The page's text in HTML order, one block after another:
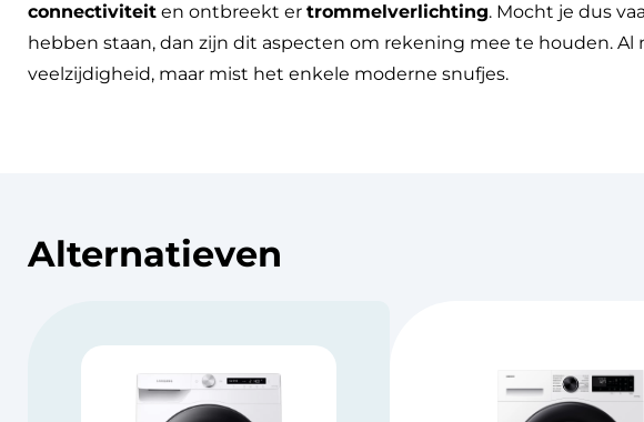
connectiviteit en ontbreekt er trommelverlichting. Mocht je dus
hebben staan, dan zijn dit aspecten om rekening mee te houden.
veelzijdigheid, maar mist het enkele moderne snufjes.
Alternatieven